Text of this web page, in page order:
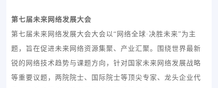
第七届未来网络发展大会
第七届未来网络发展大会大会以“网络全球·决胜未来”为主
题，旨在促进未来网络资源集聚、产业汇聚。围绕世界最新
锐的网络技术趋势与课题方向，针对国家未来网络发展战略
等重要议题，两院院士、国际院士等顶尖专家、龙头企业代